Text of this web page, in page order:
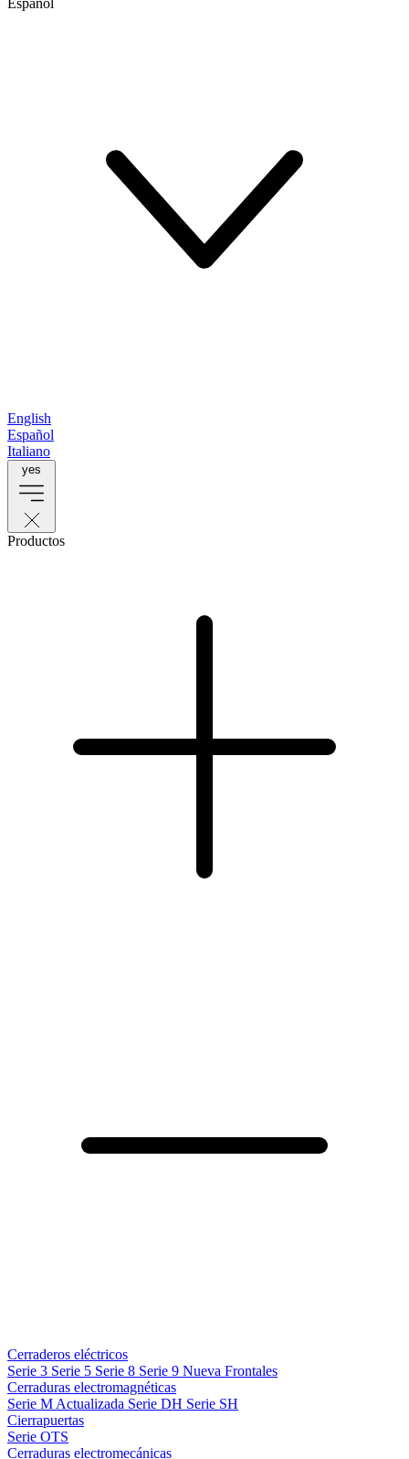
Español
English
Español
Italiano
yes
Productos
Cerraderos eléctricos
Serie 3 Serie 5 Serie 8 Serie 9 Nueva Frontales
Cerraduras electromagnéticas
Serie M Actualizada Serie DH Serie SH
Cierrapuertas
Serie OTS
Cerraduras electromecánicas